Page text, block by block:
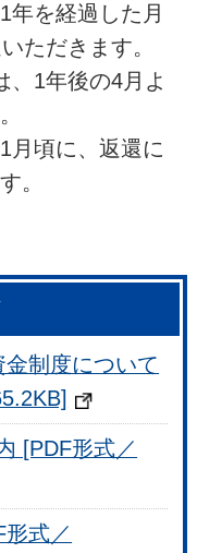
年を経過した月
ただきます。
1年後の4月よ
月頃に、返還に
。
制度について
[PDF形式／
式／